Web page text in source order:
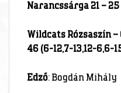
Narancssárga 21 – 25
Wildcats Rózsaszín
46 (6-12,7-13,12-6,6-
Edző: Bogdán Mihály